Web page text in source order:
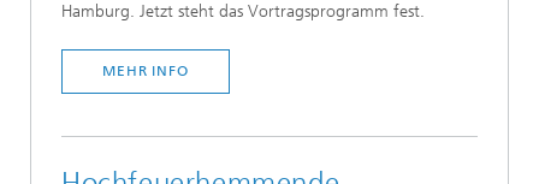
Hamburg. Jetzt steht das Vortragsprogramm fest.
MEHR INFO